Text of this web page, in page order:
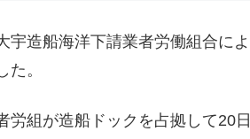
宇造船海洋下請業者労働組合に
た。
労組が造船ドックを占拠して20日